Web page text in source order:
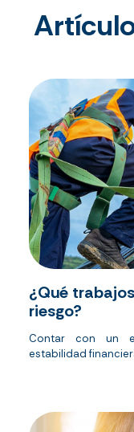
¿Qué
riesgo?
Contar con un
estabilidad